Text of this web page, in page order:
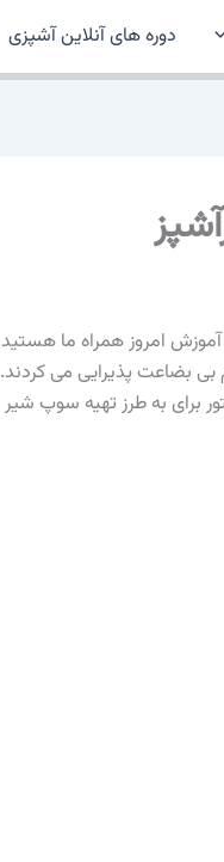
دوره های آنلاین آشپزی
امروز همراه ما هستید
بضاعت پذیرایی می کردند.
برای به طرز تهیه سوپ شیر